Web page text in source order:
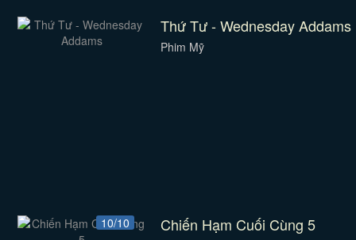
Thứ Tư - Wednesday Addams
Phim Mỹ
10/10 Chiến Hạm Cuối Cùng 5